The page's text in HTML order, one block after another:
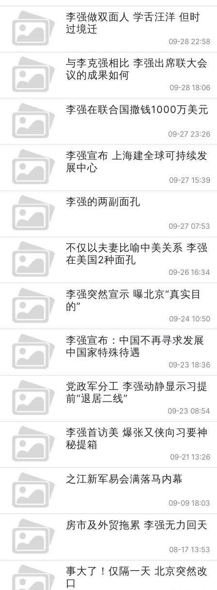
李强做双面人 学舌汪洋 但时
过境迁
09-28 22:58
与李克强相比 李强出席联大会
议的成果如何
09-28 18:06
李强在联合国撒钱1000万美元
09-27 23:26
李强宣布 上海建全球可持续发
展中心
09-27 15:39
李强的两副面孔
09-27 07:53
不仅以夫妻比喻中美关系 李强
在美国2种面孔
09-26 16:34
李强突然宣示 曝北京“真实目
的”
09-24 10:50
李强宣布：中国不再寻求发展
中国家特殊待遇
09-23 18:36
党政军分工 李强动静显示习提
前“退居二线”
09-23 08:54
李强首访美 爆张又侠向习要神
秘提箱
09-21 13:26
之江新军易会满落马内幕
09-09 18:03
房市及外贸拖累 李强无力回天
08-17 13:53
事大了！仅隔一天 北京突然改
口